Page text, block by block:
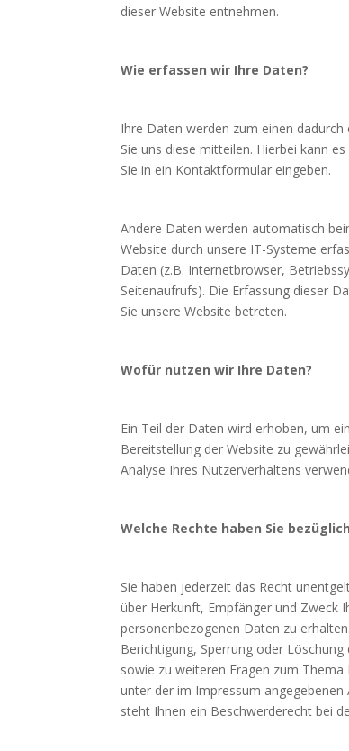
dieser Website entnehmen.
Wie erfassen wir Ihre Daten?
Ihre Daten werden zum einen dadurch
Sie uns diese mitteilen. Hierbei kann
Sie in ein Kontaktformular eingeben.
Andere Daten werden automatisch
Website durch unsere IT-Systeme
Daten (z.B. Internetbrowser,
Seitenaufrufs). Die Erfassung dieser
Sie unsere Website betreten.
Wofür nutzen wir Ihre Daten?
Ein Teil der Daten wird erhoben, um
Bereitstellung der Website zu
Analyse Ihres Nutzerverhaltens
Welche Rechte haben Sie
Sie haben jederzeit das Recht
über Herkunft, Empfänger und Zweck
personenbezogenen Daten zu
Berichtigung, Sperrung oder
sowie zu weiteren Fragen zum
unter der im Impressum
steht Ihnen ein Beschwerderecht bei